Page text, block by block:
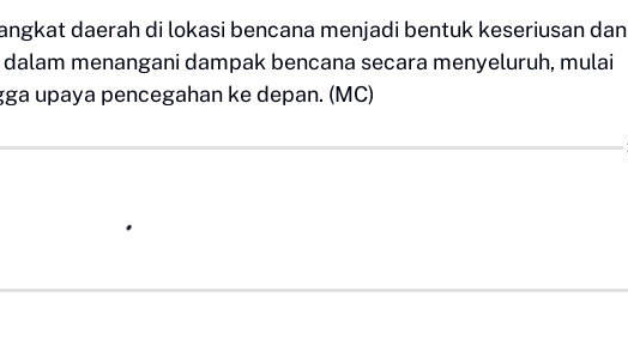
daerah di lokasi bencana menjadi bentuk keseriusan dan
menangani dampak bencana secara menyeluruh, mulai
upaya pencegahan ke depan. (MC)